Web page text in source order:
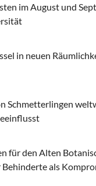
im August und
in neuen
Schmetterlingen
für den Alten
Behinderte als